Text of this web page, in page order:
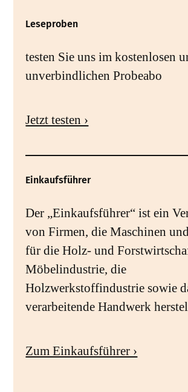
Leseproben
testen Sie uns im kostenlosen
unverbindlichen Probeabo
Jetzt testen ›
Einkaufsführer
Der „Einkaufsführer“ ist ein
von Firmen, die Maschinen
für die Holz- und
Möbelindustrie, die
Holzwerkstoffindustrie sowie
verarbeitende Handwerk
Zum Einkaufsführer ›